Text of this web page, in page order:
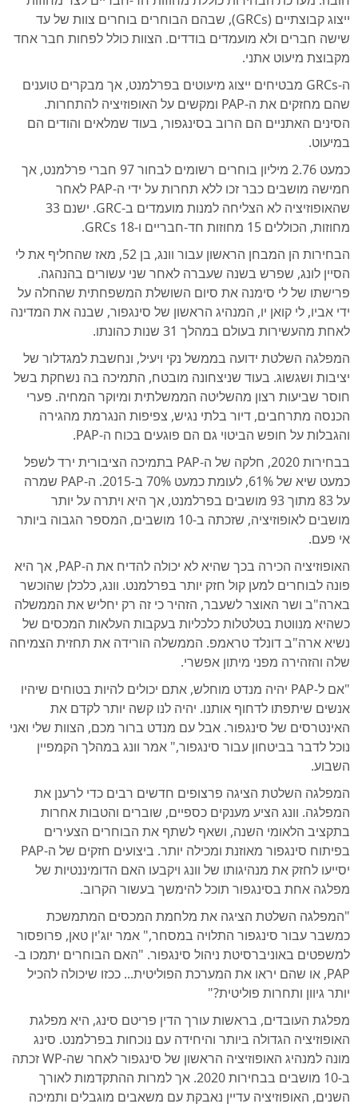
ייצוג קבוצתיים (GRCs), שבהם הבוחרים בוחרים צוות של עד
שישה חברים ולא מועמדים בודדים. הצוות כולל לפחות חבר אחד
מקבוצת מיעוט אתני.
ה-GRCs מבטיחים ייצוג מיעוטים בפרלמנט, אך מבקרים טוענים
שהם מחזקים את ה-PAP ומקשים על האופוזיציה להתחרות.
הסינים האתניים הם הרוב בסינגפור, בעוד שמלאים והודים הם
במיעוט.
כמעט 2.76 מיליון בוחרים רשומים לבחור 97 חברי פרלמנט, אך
חמישה מושבים כבר זכו ללא תחרות על ידי ה-PAP לאחר
שהאופוזיציה לא הצליחה למנות מועמדים ב-GRC. ישנם 33
מחוזות, הכוללים 15 מחוזות חד-חבריים ו-18 GRCs.
הבחירות הן המבחן הראשון עבור וונג, בן 52, מאז שהחליף את לי
הסיין לונג, שפרש בשנה שעברה לאחר שני עשורים בהנהגה.
פרישתו של לי סימנה את סיום השושלת המשפחתית שהחלה על
ידי אביו, לי קואן יו, המנהיג הראשון של סינגפור, שבנה את המדינה
לאחת מהעשירות בעולם במהלך 31 שנות כהונתו.
המפלגה השלטת ידועה בממשל נקי ויעיל, ונחשבת למגדלור של
יציבות ושגשוג. בעוד שניצחונה מובטח, התמיכה בה נשחקת בשל
חוסר שביעות רצון מהשליטה הממשלתית ומיוקר המחיה. פערי
הכנסה מתרחבים, דיור בלתי נגיש, צפיפות הנגרמת מהגירה
והגבלות על חופש הביטוי גם הם פוגעים בכוח ה-PAP.
בבחירות 2020, חלקה של ה-PAP בתמיכה הציבורית ירד לשפל
כמעט שיא של 61%, לעומת כמעט 70% ב-2015. ה-PAP שמרה
על 83 מתוך 93 מושבים בפרלמנט, אך היא ויתרה על יותר
מושבים לאופוזיציה, שזכתה ב-10 מושבים, המספר הגבוה ביותר
אי פעם.
האופוזיציה הכירה בכך שהיא לא יכולה להדיח את ה-PAP, אך היא
פונה לבוחרים למען קול חזק יותר בפרלמנט. וונג, כלכלן שהוכשר
בארה"ב ושר האוצר לשעבר, הזהיר כי זה רק יחליש את הממשלה
כשהיא מנווטת בטלטלות כלכליות בעקבות העלאות המכסים של
נשיא ארה"ב דונלד טראמפ. הממשלה הורידה את תחזית הצמיחה
שלה והזהירה מפני מיתון אפשרי.
"אם ל-PAP יהיה מנדט מוחלש, אתם יכולים להיות בטוחים שיהיו
אנשים שיתפתו לדחוף אותנו. יהיה לנו קשה יותר לקדם את
האינטרסים של סינגפור. אבל עם מנדט ברור מכם, הצוות שלי ואני
נוכל לדבר בביטחון עבור סינגפור," אמר וונג במהלך הקמפיין
השבוע.
המפלגה השלטת הציגה פרצופים חדשים רבים כדי לרענן את
המפלגה. וונג הציע מענקים כספיים, שוברים והטבות אחרות
בתקציב הלאומי השנה, ושאף לשתף את הבוחרים הצעירים
בפיתוח סינגפור מאוזנת ומכילה יותר. ביצועים חזקים של ה-PAP
יסייעו לחזק את מנהיגותו של וונג ויקבעו האם הדומיננטיות של
מפלגה אחת בסינגפור תוכל להימשך בעשור הקרוב.
"המפלגה השלטת הציגה את מלחמת המכסים המתמשכת
כמשבר עבור סינגפור התלויה במסחר," אמר יוג'ין טאן, פרופסור
למשפטים באוניברסיטת ניהול סינגפור. "האם הבוחרים יתמכו ב-
PAP, או שהם יראו את המערכת הפוליטית... ככזו שיכולה להכיל
יותר גיוון ותחרות פוליטית?"
מפלגת העובדים, בראשות עורך הדין פריטם סינג, היא מפלגת
האופוזיציה הגדולה ביותר והיחידה עם נוכחות בפרלמנט. סינג
מונה למנהיג האופוזיציה הראשון של סינגפור לאחר שה-WP זכתה
ב-10 מושבים בבחירות 2020. אך למרות ההתקדמות לאורך
השנים, האופוזיציה עדיין נאבקת עם משאבים מוגבלים ותמיכה